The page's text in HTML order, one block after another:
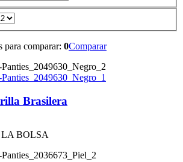
para comparar: 0Comparar
Brasilera
BOLSA